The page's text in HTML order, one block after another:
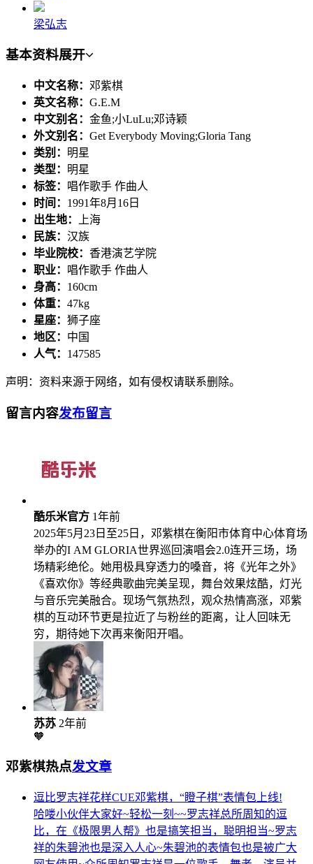
梁弘志
基本资料展开
中文名称： 邓紫棋
英文名称： G.E.M
中文别名： 金鱼;小LuLu;邓诗颖
外文别名： Get Everybody Moving;Gloria Tang
类别： 明星
类型： 明星
标签： 唱作歌手 作曲人
时间： 1991年8月16日
出生地：
上海
民族： 汉族
毕业院校： 香港演艺学院
职业： 唱作歌手 作曲人
身高： 160cm
体重： 47kg
星座： 狮子座
地区： 中国
人气： 147585
声明：资料来源于网络，如有侵权请联系删除。
留言内容发布留言
酷乐米官方 1年前
2025年5月23日至25日，邓紫棋在衡阳市体育中心体育场
举办的I AM GLORIA世界巡回演唱会2.0连开三场，场
场精彩绝伦。她用极具穿透力的嗓音，将《光年之外》
《喜欢你》等经典歌曲完美呈现，舞台效果炫酷，灯光
与音乐完美融合。现场气氛热烈，观众热情高涨，邓紫
棋的互动环节更是拉近了与粉丝的距离，让人回味无
穷，期待她下次再来衡阳开唱。
苏苏 2年前
🧡
邓紫棋热点发文章
逗比罗志祥花样CUE邓紫棋，“瞪子棋”表情包上线!
哈喽小伙伴大家好~轻松一刻~~罗志祥总所周知的逗
比，在《极限男人帮》也是搞笑担当，聪明担当~罗志
祥的朱碧池也是深入人心~朱碧池的表情包也是被广大